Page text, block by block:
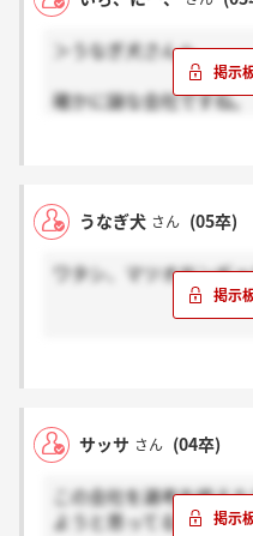
＞うなぎ犬さんへ
確かに謎な会社ですね。
テストとか質問もでき
ちなみに履歴書はバイ
だけなんですが…
うなぎ犬 さん (05卒)
ワタシ、マツオサンギ
サッサ さん (04卒)
この会社を選考を終え
ようと思ってる方、い